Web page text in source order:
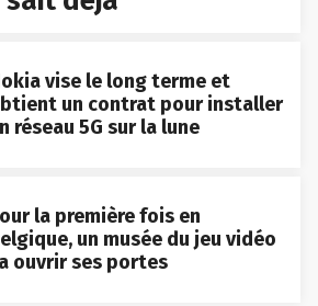
vise le long terme et
un contrat pour installer
réseau 5G sur la lune
la première fois en
un musée du jeu vidéo
ouvrir ses portes